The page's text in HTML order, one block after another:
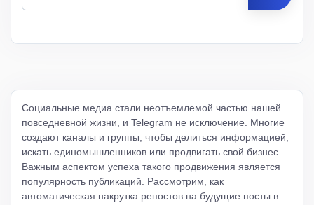
Социальные медиа стали неотъемлемой частью нашей
повседневной жизни, и Telegram не исключение. Многие
создают каналы и группы, чтобы делиться информацией,
искать единомышленников или продвигать свой бизнес.
Важным аспектом успеха такого продвижения является
популярность публикаций. Рассмотрим, как
автоматическая накрутка репостов на будущие посты в